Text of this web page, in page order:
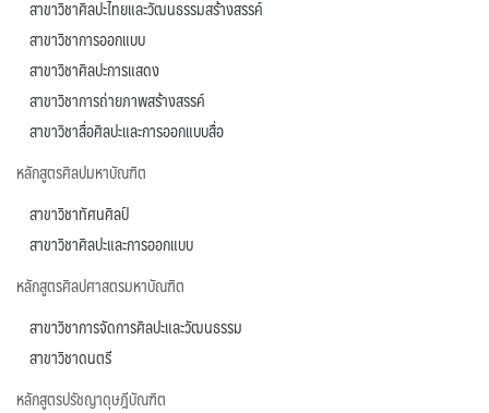
สาขาวิชาศิลปะไทยและวัฒนธรรมสร้างสรรค์
สาขาวิชาการออกแบบ
สาขาวิชาศิลปะการแสดง
สาขาวิชาการถ่ายภาพสร้างสรรค์
สาขาวิชาสื่อศิลปะและการออกแบบสื่อ
หลักสูตรศิลปมหาบัณฑิต
สาขาวิชาทัศนศิลป์
สาขาวิชาศิลปะและการออกแบบ
หลักสูตรศิลปศาสตรมหาบัณฑิต
สาขาวิชาการจัดการศิลปะและวัฒนธรรม
สาขาวิชาดนตรี
หลักสูตรปรัชญาดุษฎีบัณฑิต